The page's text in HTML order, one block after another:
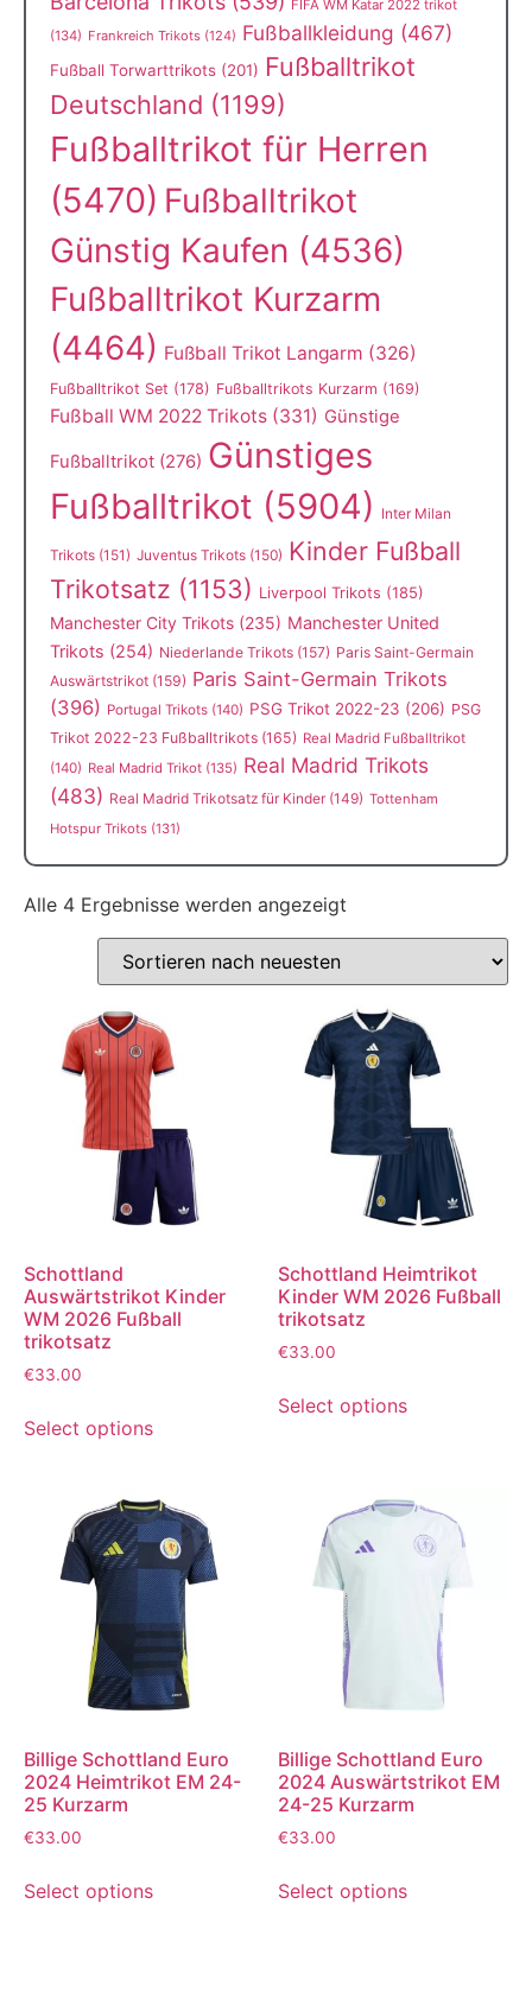
FIFA WM Katar 2022 trikot
(134) Frankreich Trikots (124) Fußballkleidung (467)
Fußball Torwarttrikots (201) Fußballtrikot
Deutschland (1199)
Fußballtrikot für Herren
(5470) Fußballtrikot
Günstig Kaufen (4536)
Fußballtrikot Kurzarm
(4464) Fußball Trikot Langarm (326)
Fußballtrikot Set (178) Fußballtrikots Kurzarm (169)
Fußball WM 2022 Trikots (331) Günstige
Fußballtrikot (276) Günstiges
Fußballtrikot (5904) Inter Milan
Trikots (151) Juventus Trikots (150) Kinder Fußball
Trikotsatz (1153) Liverpool Trikots (185)
Manchester City Trikots (235) Manchester United
Trikots (254) Niederlande Trikots (157) Paris Saint-Germain
Auswärtstrikot (159) Paris Saint-Germain Trikots
(396) Portugal Trikots (140) PSG Trikot 2022-23 (206) PSG
Trikot 2022-23 Fußballtrikots (165) Real Madrid Fußballtrikot
(140) Real Madrid Trikot (135) Real Madrid Trikots
(483) Real Madrid Trikotsatz für Kinder (149) Tottenham
Hotspur Trikots (131)
Alle 4 Ergebnisse werden angezeigt
Schottland
Auswärtstrikot Kinder
WM 2026 Fußball
trikotsatz
€33.00
Select options
Schottland Heimtrikot
Kinder WM 2026 Fußball
trikotsatz
€33.00
Select options
Billige Schottland Euro
2024 Heimtrikot EM 24-
25 Kurzarm
€33.00
Select options
Billige Schottland Euro
2024 Auswärtstrikot EM
24-25 Kurzarm
€33.00
Select options